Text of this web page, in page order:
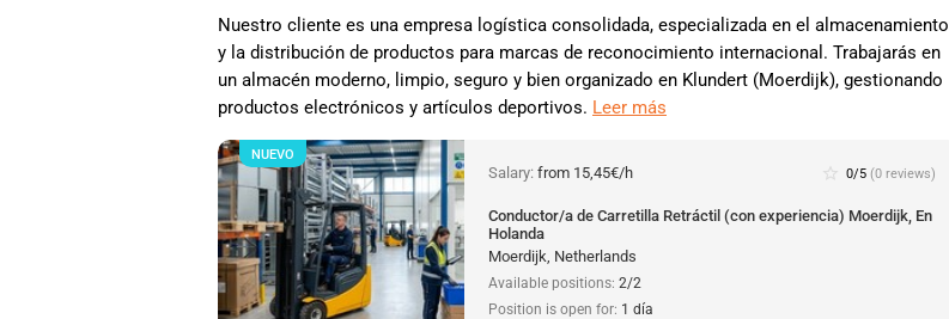
Nuestro cliente es una empresa logística consolidada, especializada en el almacenamiento
y la distribución de productos para marcas de reconocimiento internacional. Trabajarás en
un almacén moderno, limpio, seguro y bien organizado en Klundert (Moerdijk), gestionando
productos electrónicos y artículos deportivos. Leer más
Salary: from 15,45€/h star_border 0/5 (0 reviews)
Conductor/a de Carretilla Retráctil (con experiencia) Moerdijk, En
Holanda
Moerdijk, Netherlands
Available positions: 2/2
Position is open for: 1 día
NUEVO